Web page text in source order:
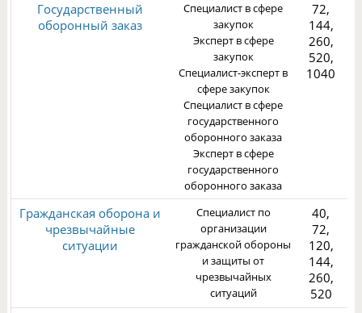
Государственный
оборонный заказ
Специалист в сфере
закупок
Эксперт в сфере
закупок
Специалист-эксперт в
сфере закупок
Специалист в сфере
государственного
оборонного заказа
Эксперт в сфере
государственного
оборонного заказа
72,
144,
260,
520,
1040
Гражданская оборона и
чрезвычайные
ситуации
Специалист по
организации
гражданской обороны
и защиты от
чрезвычайных
ситуаций
40,
72,
120,
144,
260,
520